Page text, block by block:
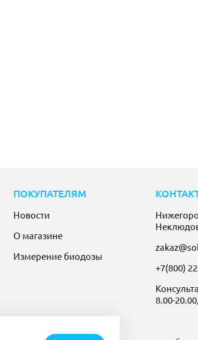
ПОКУПАТЕЛЯМ
Новости
О магазине
Измерение биодозы
+7(800)
8.00-